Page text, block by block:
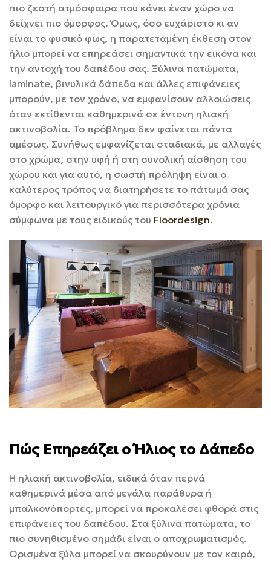
πιο ζεστή ατμόσφαιρα που κάνει έναν χώρο να
δείχνει πιο όμορφος. Όμως, όσο ευχάριστο κι αν
είναι το φυσικό φως, η παρατεταμένη έκθεση στον
ήλιο μπορεί να επηρεάσει σημαντικά την εικόνα και
την αντοχή του δαπέδου σας. Ξύλινα πατώματα,
laminate, βινυλικά δάπεδα και άλλες επιφάνειες
μπορούν, με τον χρόνο, να εμφανίσουν αλλοιώσεις
όταν εκτίθενται καθημερινά σε έντονη ηλιακή
ακτινοβολία. Το πρόβλημα δεν φαίνεται πάντα
αμέσως. Συνήθως εμφανίζεται σταδιακά, με αλλαγές
στο χρώμα, στην υφή ή στη συνολική αίσθηση του
χώρου και για αυτό, η σωστή πρόληψη είναι ο
καλύτερος τρόπος να διατηρήσετε το πάτωμά σας
όμορφο και λειτουργικό για περισσότερα χρόνια
σύμφωνα με τους ειδικούς του Floordesign.
Πώς Επηρεάζει ο Ήλιος το Δάπεδο
Η ηλιακή ακτινοβολία, ειδικά όταν περνά
καθημερινά μέσα από μεγάλα παράθυρα ή
μπαλκονόπορτες, μπορεί να προκαλέσει φθορά στις
επιφάνειες του δαπέδου. Στα ξύλινα πατώματα, το
πιο συνηθισμένο σημάδι είναι ο αποχρωματισμός.
Ορισμένα ξύλα μπορεί να σκουρύνουν με τον καιρό,